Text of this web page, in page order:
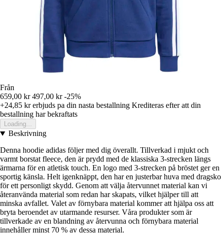
Från
659,00 kr 497,00 kr -25%
+24,85 krerbjuds pa din nasta bestallning Krediteras efter att din
bestallning har bekraftats
Loading...
Beskrivning
Denna hoodie adidas följer med dig överallt. Tillverkad i mjukt och
varmt borstat fleece, den är prydd med de klassiska 3-strecken längs
ärmarna för en atletisk touch. En logo med 3-strecken på bröstet ger en
sportig känsla. Helt igenknäppt, den har en justerbar huva med dragsko
för ett personligt skydd. Genom att välja återvunnet material kan vi
återanvända material som redan har skapats, vilket hjälper till att
minska avfallet. Valet av förnybara material kommer att hjälpa oss att
bryta beroendet av utarmande resurser. Våra produkter som är
tillverkade av en blandning av återvunna och förnybara material
innehåller minst 70 % av dessa material.